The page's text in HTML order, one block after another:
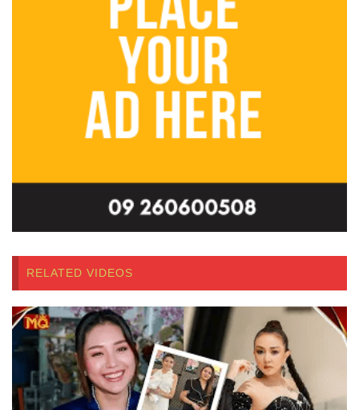
RELATED VIDEOS